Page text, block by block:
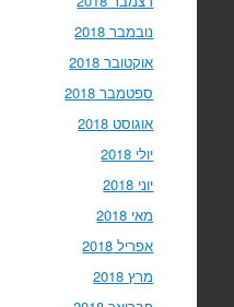
נובמבר 2018
אוקטובר 2018
ספטמבר 2018
אוגוסט 2018
יולי 2018
יוני 2018
מאי 2018
אפריל 2018
מרץ 2018